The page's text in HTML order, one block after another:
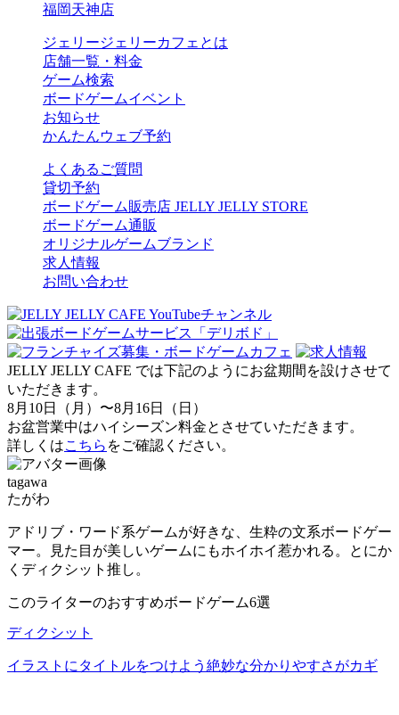
福岡天神店
ジェリージェリーカフェとは
店舗一覧・料金
ゲーム検索
ボードゲームイベント
お知らせ
かんたんウェブ予約
よくあるご質問
貸切予約
ボードゲーム販売店 JELLY JELLY STORE
ボードゲーム通販
オリジナルゲームブランド
求人情報
お問い合わせ
JELLY JELLY CAFE では下記のようにお盆期間を設けさせて
いただきます。
8月10日（月）〜8月16日（日）
お盆営業中はハイシーズン料金とさせていただきます。
詳しくはこちら をご確認ください。
tagawa
たがわ
アドリブ・ワード系ゲームが好きな、生粋の文系ボードゲー
マー。見た目が美しいゲームにもホイホイ惹かれる。とにか
くディクシット推し。
このライターのおすすめボードゲーム6選
ディクシット
イラストにタイトルをつけよう絶妙な分かりやすさがカギ